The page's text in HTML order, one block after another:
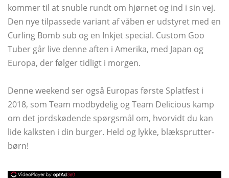
kommer til at snuble rundt om hjørnet og ind i sin vej.
Den nye tilpassede variant af våben er udstyret med en
Curling Bomb sub og en Inkjet special. Custom Goo
Tuber går live denne aften i Amerika, med Japan og
Europa, der følger tidligt i morgen.
Denne weekend ser også Europas første Splatfest i
2018, som Team modbydelig og Team Delicious kamp
om det jordskødende spørgsmål om, hvorvidt du kan
lide kalksten i din burger. Held og lykke, blæksprutter-
børn!